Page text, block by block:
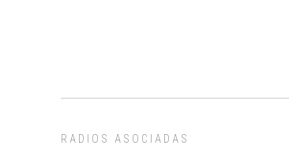
RADIOS ASOCIADAS